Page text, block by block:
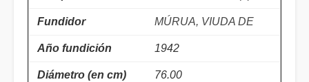
MÚRUA, VIUDA DE
1942
76.00